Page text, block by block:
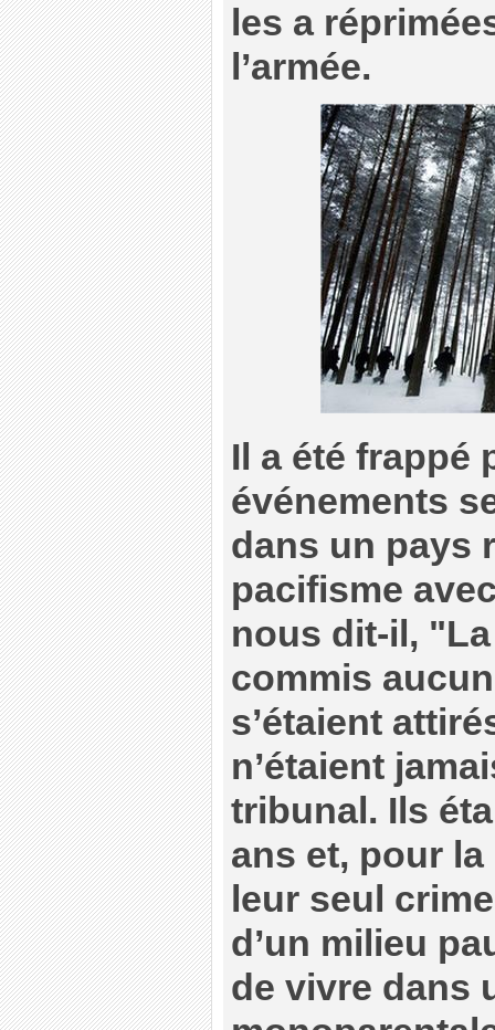
les a
l’armée.
Il a été frappé
événements
dans un pays
pacifisme
nous dit-il,
commis
s’étaient
n’étaient
tribunal. Ils
ans et, pour
leur seul
d’un milieu
de vivre dans